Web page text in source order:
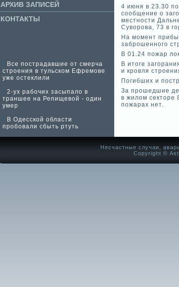
АРХИВ ЗАПИСЕЙ
КОНТАКТЫ
Все пострадавшие от смерча
строения в тульском Ефремове
уже остеклили
2-ух рабочих засыпало в
траншее на Репищевой - один
умер
В Одесской области
пробовали сбыть ртуть
4 июня в 23.30
сообщение о
местности
Суворова, 73 в
На момент
заброшенного
В 01.24 пожар
В итоге
и кровля
Погибших и
За прошедшие
в жилом секторе
пожарах нет.
Несчастные случаи,
Copyright ©